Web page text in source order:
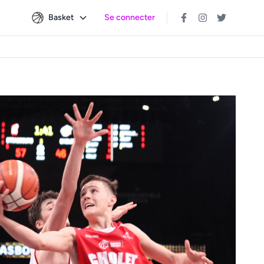
Basket Se connecter